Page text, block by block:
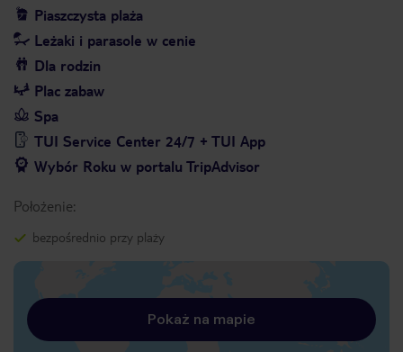
Piaszczysta plaża
Leżaki i parasole w cenie
Dla rodzin
Plac zabaw
Spa
TUI Service Center 24/7 + TUI App
Wybór Roku w portalu TripAdvisor
Położenie:
bezpośrednio przy plaży
Pokaż na mapie